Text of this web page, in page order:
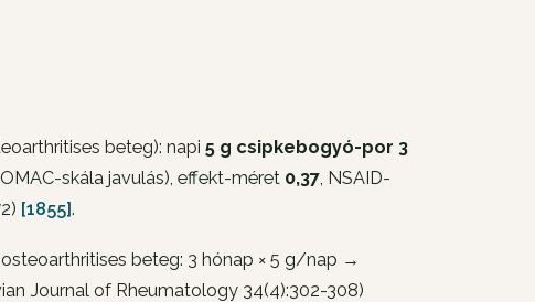
beteg): napi 5 g csipkebogyó-por 3
skála javulás), effekt-méret 0,37, NSAID-
[1855].
beteg: 3 hónap × 5 g/nap →
Journal of Rheumatology 34(4):302-308)